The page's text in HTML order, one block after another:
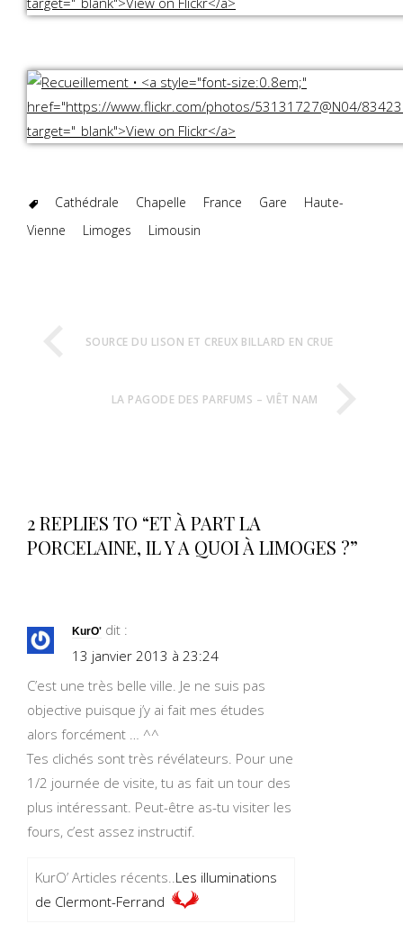
Cathédrale Chapelle France Gare
Haute-
Vienne
Limoges Limousin
SOURCE DU LISON ET CREUX BILLARD EN CRUE
LA PAGODE DES PARFUMS – VIÊT NAM
2 REPLIES TO “ET À PART LA
PORCELAINE, IL Y A QUOI À LIMOGES ?”
KurO' dit :
13 janvier 2013 à 23:24
C’est une très belle ville. Je ne suis pas
objective puisque j’y ai fait mes études
alors forcément … ^^
Tes clichés sont très révélateurs. Pour une
1/2 journée de visite, tu as fait un tour des
plus intéressant. Peut-être as-tu visiter les
fours, c’est assez instructif.
KurO’ Articles récents..Les illuminations
de Clermont-Ferrand